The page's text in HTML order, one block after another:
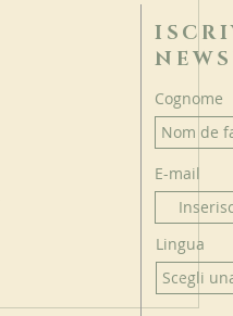
Cognome
E-mail
Lingua